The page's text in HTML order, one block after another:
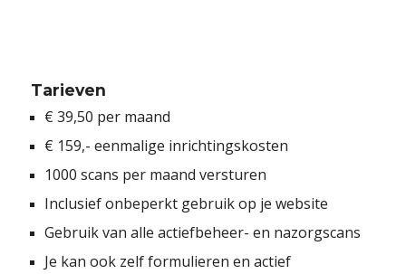
Tarieven
€ 39,50 per maand
€ 159,- eenmalige inrichtingskosten
1000 scans per maand versturen
Inclusief onbeperkt gebruik op je website
Gebruik van alle actiefbeheer- en nazorgscans
Je kan ook zelf formulieren en actief